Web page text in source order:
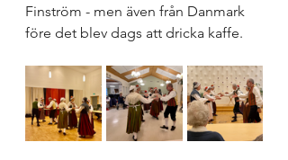
Finström - men även från Danmark
före det blev dags att dricka kaffe.